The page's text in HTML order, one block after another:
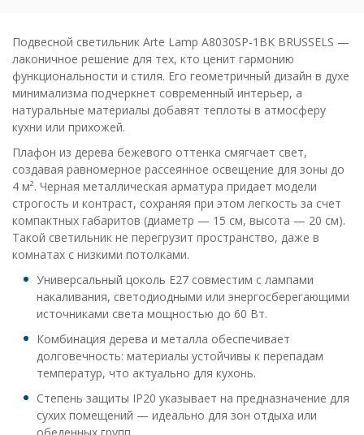
Подвесной светильник Arte Lamp A8030SP-1BK BRUSSELS —
лаконичное решение для тех, кто ценит гармонию
функциональности и стиля. Его геометричный дизайн в духе
минимализма подчеркнет современный интерьер, а
натуральные материалы добавят теплоты в атмосферу
кухни или прихожей.
Плафон из дерева бежевого оттенка смягчает свет,
создавая равномерное рассеянное освещение для зоны до
4 м². Черная металлическая арматура придает модели
строгость и контраст, сохраняя при этом легкость за счет
компактных габаритов (диаметр — 15 см, высота — 20 см).
Такой светильник не перегрузит пространство, даже в
комнатах с низкими потолками.
Универсальный цоколь E27 совместим с лампами
накаливания, светодиодными или энергосберегающими
источниками света мощностью до 60 Вт.
Комбинация дерева и металла обеспечивает
долговечность: материалы устойчивы к перепадам
температур, что актуально для кухонь.
Степень защиты IP20 указывает на предназначение для
сухих помещений — идеально для зон отдыха или